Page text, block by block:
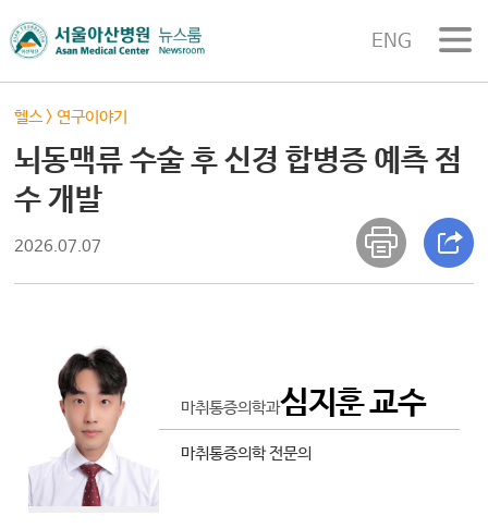
ENG
헬스 >연구이야기
뇌동맥류 수술 후 신경 합병증 예측 점
수 개발
2026.07.07
마취통증의학과심지훈 교수
마취통증의학 전문의